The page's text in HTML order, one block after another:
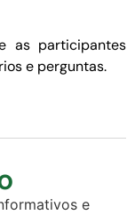
as participantes
e perguntas.
e